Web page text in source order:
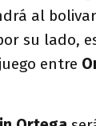
al
su lado,
entre